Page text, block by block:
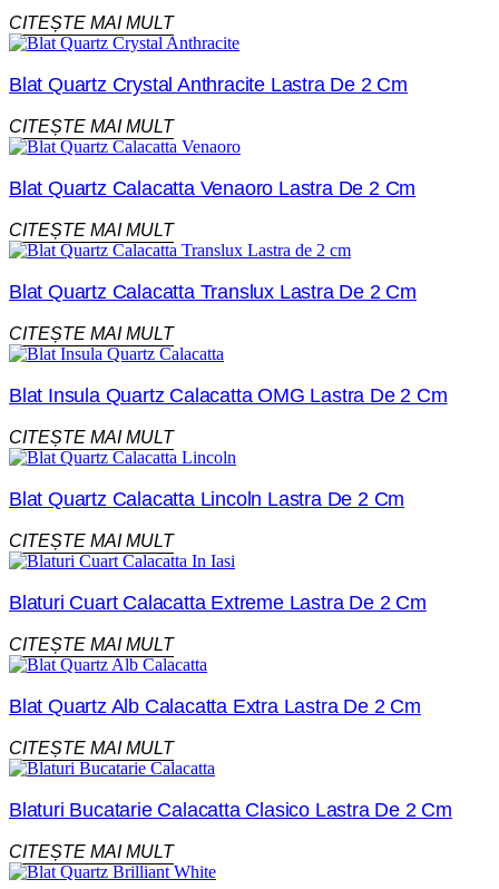
CITEȘTE MAI MULT
Blat Quartz Crystal Anthracite Lastra De 2 Cm
CITEȘTE MAI MULT
Blat Quartz Calacatta Venaoro Lastra De 2 Cm
CITEȘTE MAI MULT
Blat Quartz Calacatta Translux Lastra De 2 Cm
CITEȘTE MAI MULT
Blat Insula Quartz Calacatta OMG Lastra De 2 Cm
CITEȘTE MAI MULT
Blat Quartz Calacatta Lincoln Lastra De 2 Cm
CITEȘTE MAI MULT
Blaturi Cuart Calacatta Extreme Lastra De 2 Cm
CITEȘTE MAI MULT
Blat Quartz Alb Calacatta Extra Lastra De 2 Cm
CITEȘTE MAI MULT
Blaturi Bucatarie Calacatta Clasico Lastra De 2 Cm
CITEȘTE MAI MULT